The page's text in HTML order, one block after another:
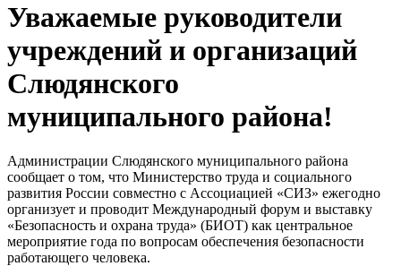
Уважаемые руководители
учреждений и организаций
Слюдянского
муниципального района!
Администрации Слюдянского муниципального района
сообщает о том, что Министерство труда и социального
развития России совместно с Ассоциацией «СИЗ» ежегодно
организует и проводит Международный форум и выставку
«Безопасность и охрана труда» (БИОТ) как центральное
мероприятие года по вопросам обеспечения безопасности
работающего человека.